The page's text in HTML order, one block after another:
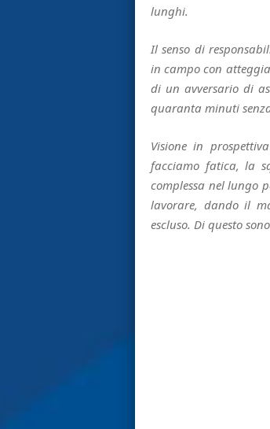
lunghi.
Il senso di
in campo con
di un avversario di
quaranta minuti
Visione in
facciamo fatica, la
complessa nel lungo
lavorare, dando il
escluso. Di questo